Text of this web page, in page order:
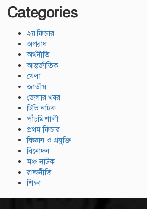
Categories
২য় ফিচার
অপরাধ
অর্থনীতি
আন্তর্জাতিক
খেলা
জাতীয়
জেলার খবর
টিভি নাটক
পাঁচমিশালী
প্রথম ফিচার
বিজ্ঞান ও প্রযুক্তি
বিনোদন
মঞ্চ নাটক
রাজনীতি
শিক্ষা